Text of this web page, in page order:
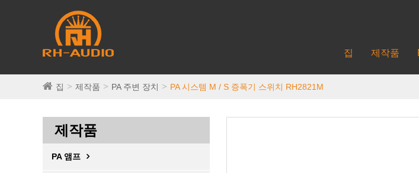
집 제작품
집 제작품 PA 주변 장치 PA 시스템 M / S 증폭기 스위치 RH2821M
제작품
PA 앰프